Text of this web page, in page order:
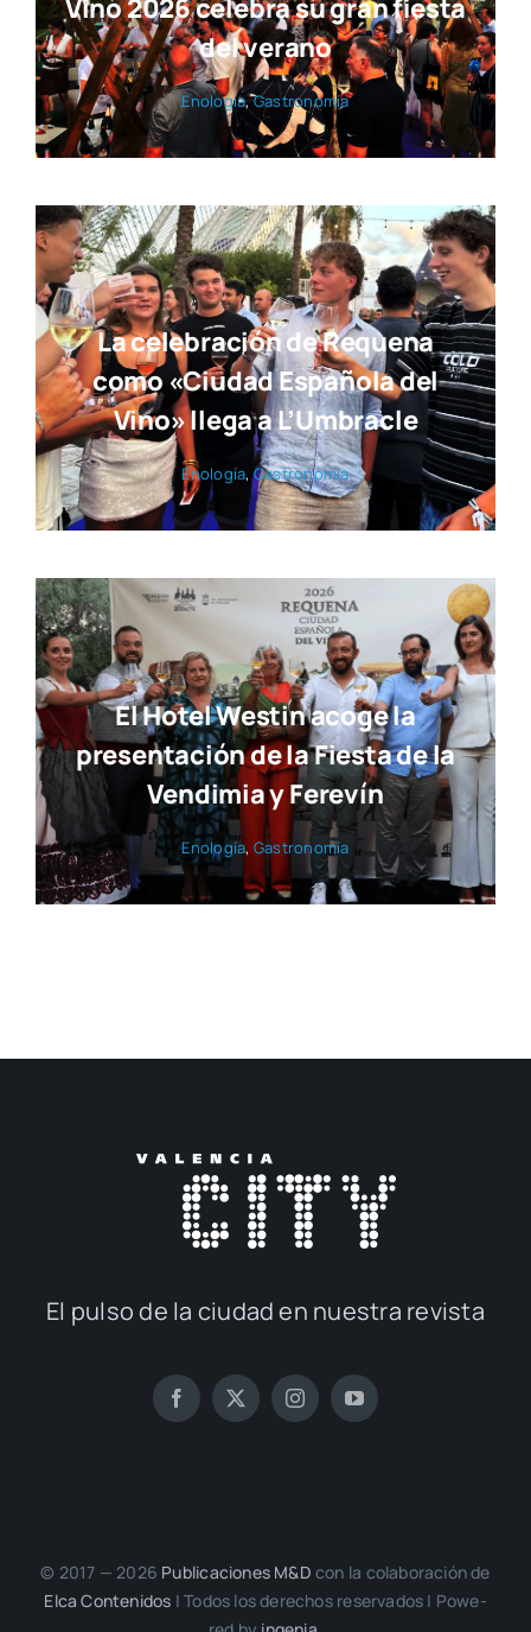
Vino 2026 celebra su gran fiesta
del verano
Eno­lo­gía,Gas­tro­no­mía
La celebración de Requena
como «Ciudad Española del
Vino» llega a L’Umbracle
Eno­lo­gía,Gas­tro­no­mía
El Hotel Westin acoge la
presentación de la Fiesta de la
Vendimia y Ferevín
Eno­lo­gía, Gas­tro­no­mía
El pul­so de la ciu­dad en nues­tra revis­ta
© 2017 — 2026 Publi­ca­cio­nes M&D con la cola­bo­ra­ción de
Elca Con­te­ni­dos | Todos los dere­chos reser­va­dos | Powe­